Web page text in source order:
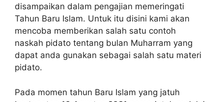
disampaikan dalam pengajian memeringati
Tahun Baru Islam. Untuk itu disini kami akan
mencoba memberikan salah satu contoh
naskah pidato tentang bulan Muharram yang
dapat anda gunakan sebagai salah satu materi
pidato.
Pada momen tahun Baru Islam yang jatuh